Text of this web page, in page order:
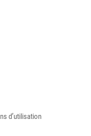
d’utilisation